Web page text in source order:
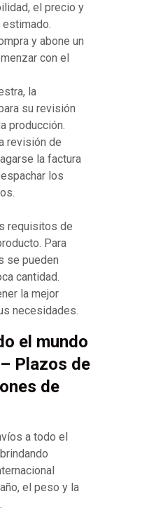
el precio y
y abone un
con el
la
su revisión
producción.
revisión de
la factura
los
requisitos de
Para
se pueden
cantidad.
la mejor
necesidades.
el mundo
Plazos de
de
a todo el
el peso y la